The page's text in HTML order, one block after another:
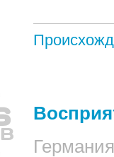
Германия